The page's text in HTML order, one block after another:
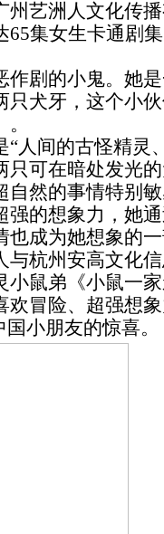
州艺洲人文化传
65集女生卡通剧
作剧的小鬼。她
只犬牙，这个小
间的古怪精灵
只可在暗处发光
自然的事情特别
强的想象力，她
也成为她想象的
杭州安高文化信
小鼠弟《小鼠一
欢冒险、超强想
小朋友的惊喜。